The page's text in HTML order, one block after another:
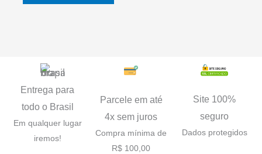
Entrega para
todo o Brasil
Em qualquer lugar
iremos!
Parcele em até
4x sem juros
Compra mínima de
R$ 100,00
Site 100%
seguro
Dados protegidos